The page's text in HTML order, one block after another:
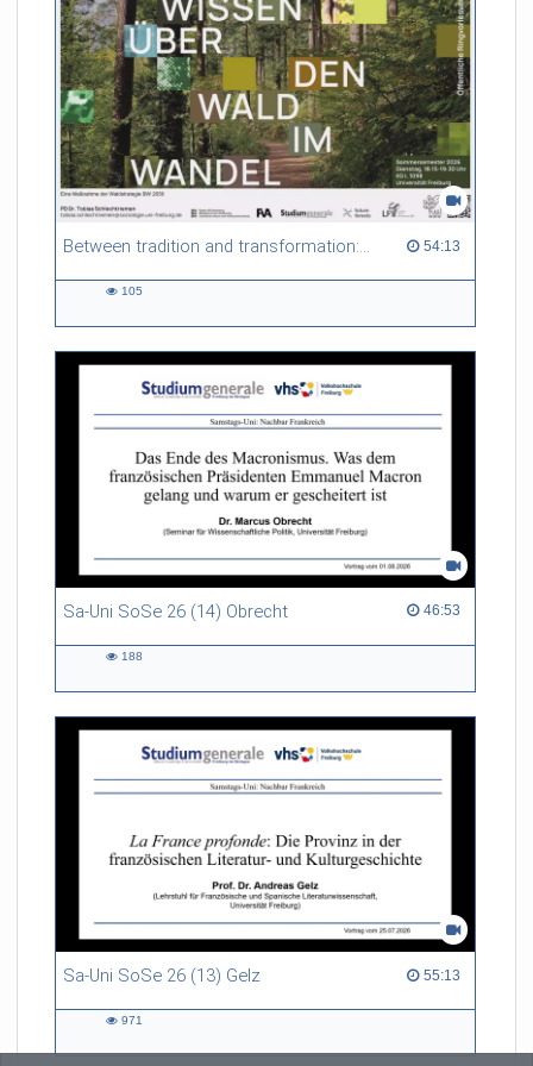
Nutzen und den Risiken nach, die mit den alten, vertrauten
Waldgeschichten einhergehen.
Referent/in:
Prof. Dr. Ulrich
Schraml (Direktor FVA Freiburg)
Between tradition and transformation: how owners, advisers and institutions co-create knowledge for resilient forests in Europe 54:13
54:13 duration
105
Sa-Uni SoSe 26 (14) Obrecht 46:53
46:53 duration
188
Sa-Uni SoSe 26 (13) Gelz 55:13
55:13 duration
971